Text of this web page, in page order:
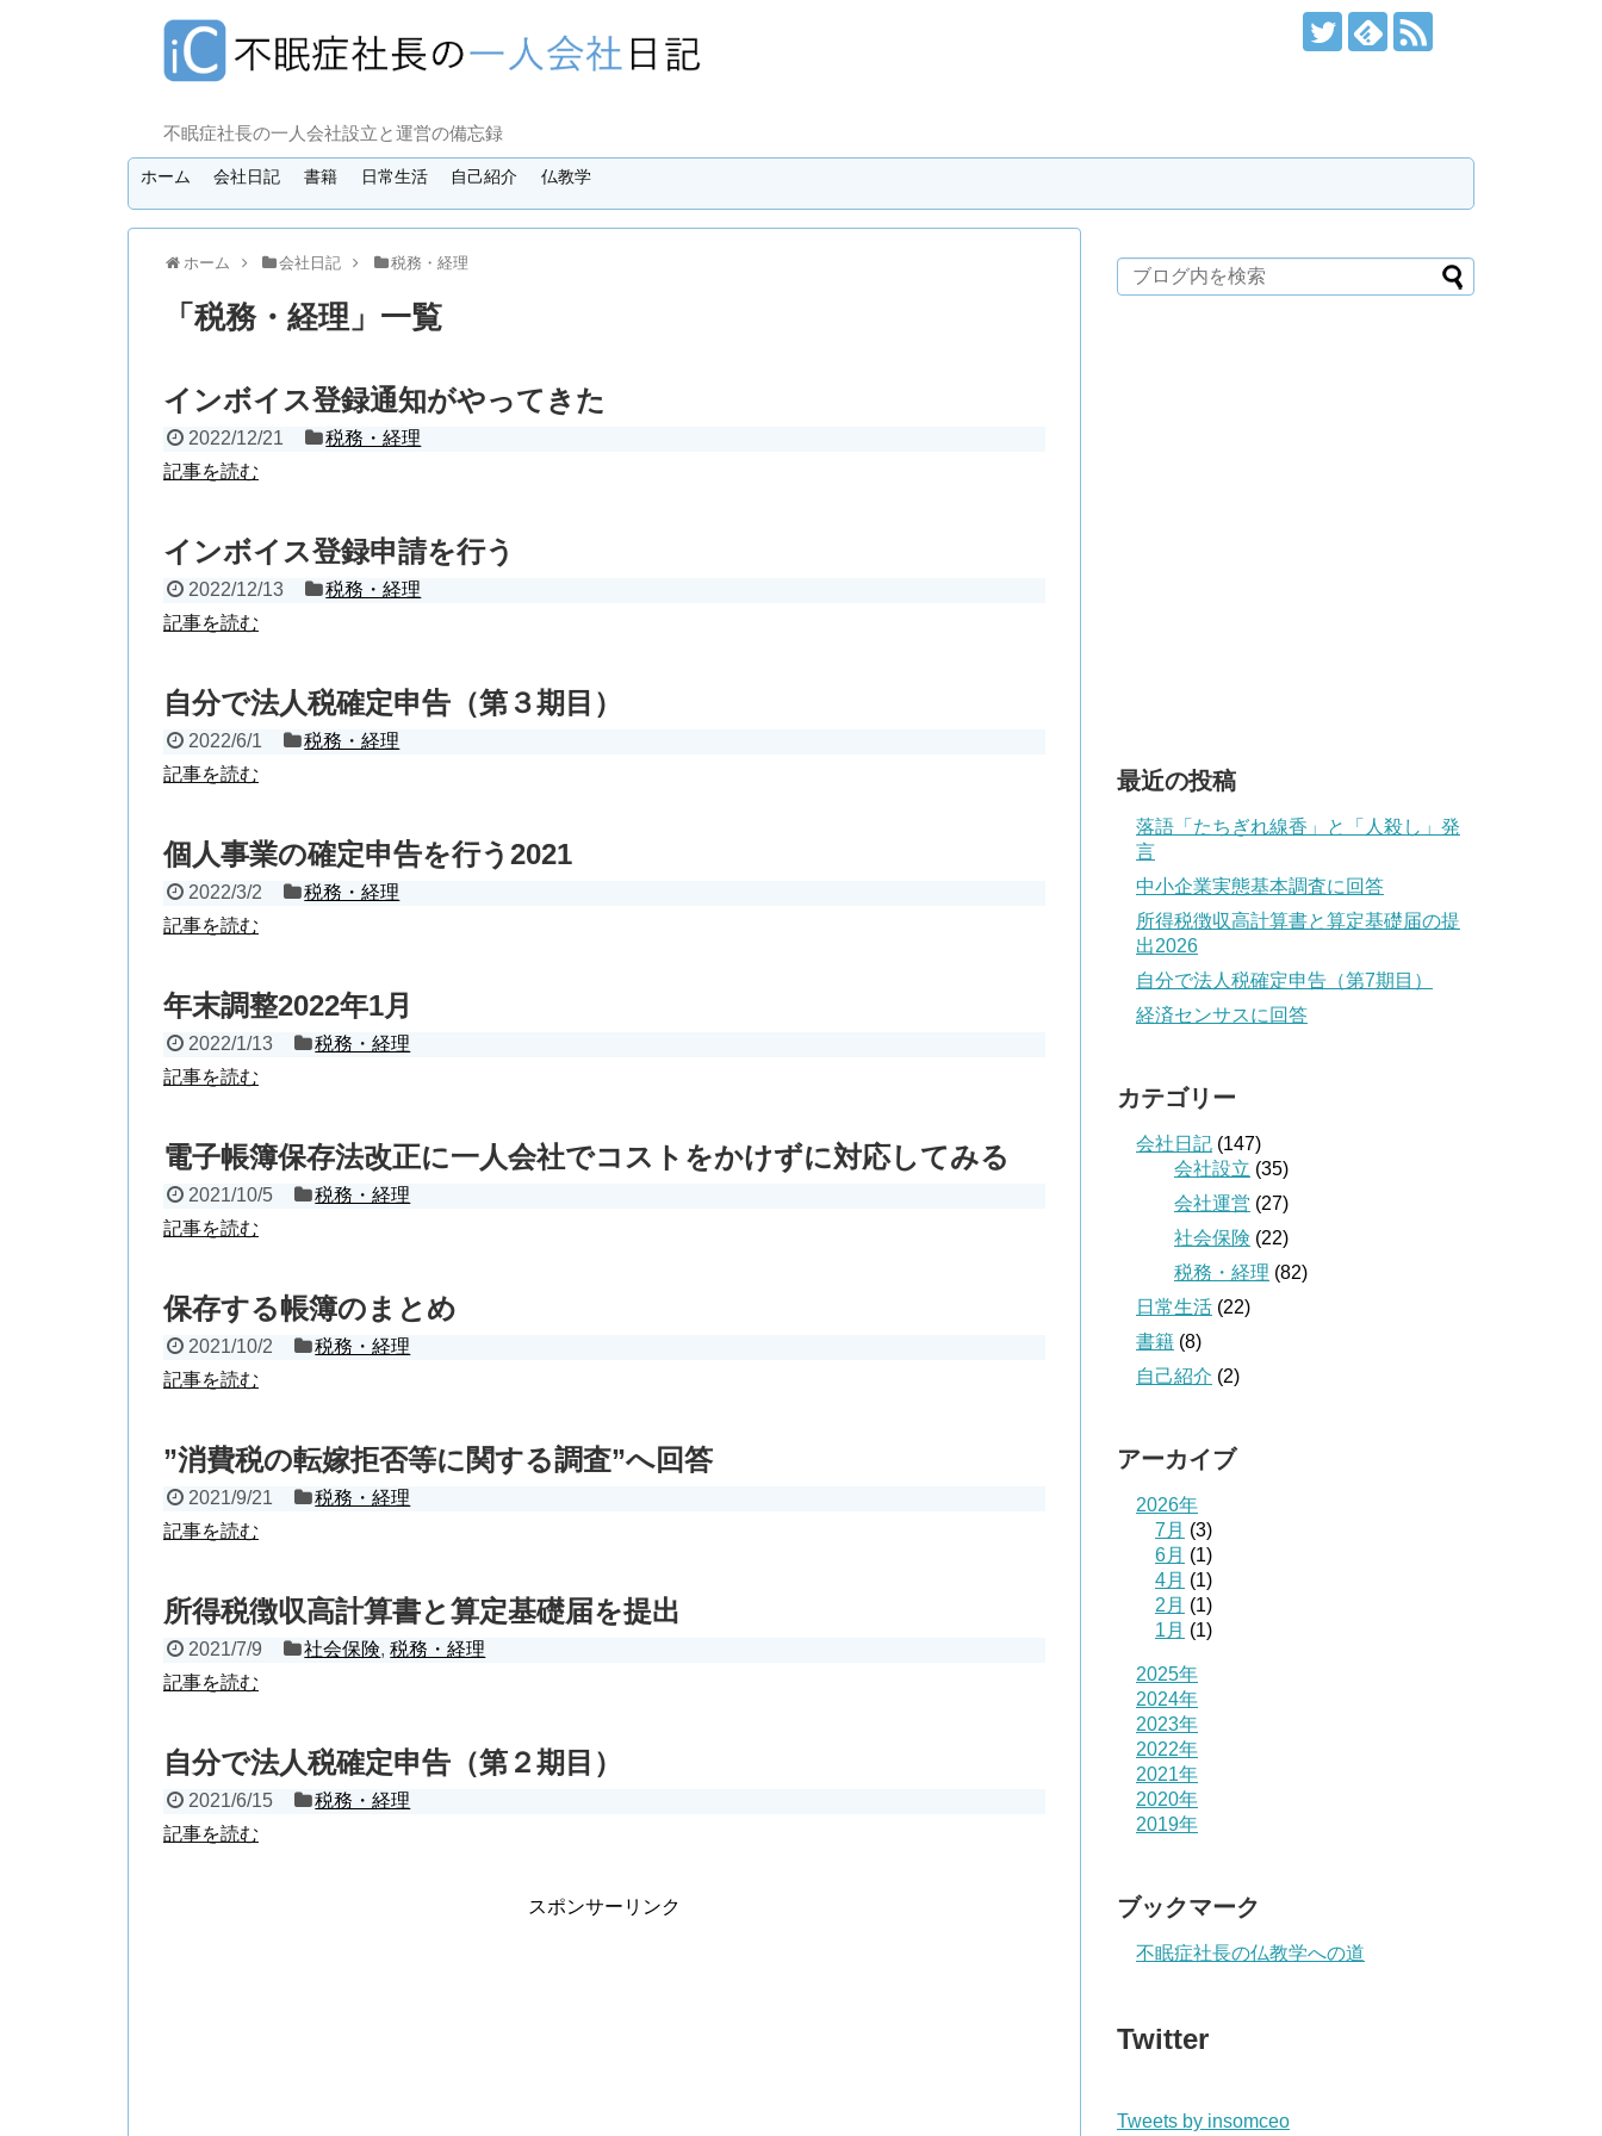
不眠症社長の一人会社設立と運営の備忘録
ホーム 会社日記 書籍 日常生活 自己紹介 仏教学
ホーム 会社日記 税務・経理
「 税務・経理 」 一覧
インボイス登録通知がやってきた
2022/12/21
税務・経理
記事を読む
インボイス登録申請を行う
2022/12/13
税務・経理
記事を読む
自分で法人税確定申告（第３期目）
2022/6/1
税務・経理
記事を読む
個人事業の確定申告を行う2021
2022/3/2
税務・経理
記事を読む
年末調整2022年1月
2022/1/13
税務・経理
記事を読む
電子帳簿保存法改正に一人会社でコストをかけずに対応してみる
2021/10/5
税務・経理
記事を読む
保存する帳簿のまとめ
2021/10/2
税務・経理
記事を読む
”消費税の転嫁拒否等に関する調査”へ回答
2021/9/21
税務・経理
記事を読む
所得税徴収高計算書と算定基礎届を提出
2021/7/9 社会保険,税務・経理
記事を読む
自分で法人税確定申告（第２期目）
2021/6/15
税務・経理
記事を読む
スポンサーリンク
最近の投稿
落語「たちぎれ線香」と「人殺し」発
言
中小企業実態基本調査に回答
所得税徴収高計算書と算定基礎届の提
出2026
自分で法人税確定申告（第7期目）
経済センサスに回答
カテゴリー
会社日記 (147)
会社設立 (35)
会社運営 (27)
社会保険 (22)
税務・経理 (82)
日常生活 (22)
書籍 (8)
自己紹介 (2)
アーカイブ
2026年
7月 (3)
6月 (1)
4月 (1)
2月 (1)
1月 (1)
2025年
2024年
2023年
2022年
2021年
2020年
2019年
ブックマーク
不眠症社長の仏教学への道
Twitter
Tweets by insomceo